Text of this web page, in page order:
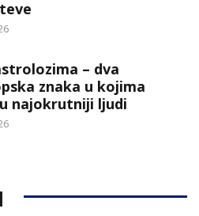
– dva
znaka u kojima
najokrutniji ljudi